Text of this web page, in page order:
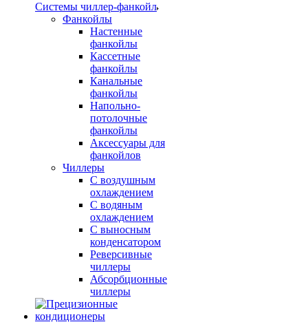
Системы чиллер-фанкойл
Фанкойлы
Настенные
фанкойлы
Кассетные
фанкойлы
Канальные
фанкойлы
Напольно-
потолочные
фанкойлы
Аксессуары для
фанкойлов
Чиллеры
С воздушным
охлаждением
С водяным
охлаждением
С выносным
конденсатором
Реверсивные
чиллеры
Абсорбционные
чиллеры